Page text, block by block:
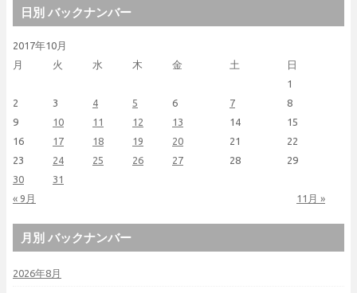
日別 バックナンバー
2017年10月
月
火 水 木 金 土 日
« 9月 11月 »
1
2
3 4 5 6 7
8
9
10 11 12 13 14
15
16
17 18 19 20 21
22
23
24 25 26 27 28
29
30
31
月別 バックナンバー
2026年8月